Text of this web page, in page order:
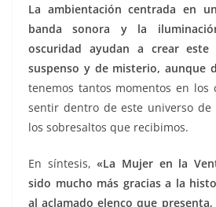
La ambientación centrada en
banda sonora y la
oscuridad ayudan a crear este
suspenso y de misterio, aunque
tenemos tantos momentos en los
sentir dentro de este universo de
los sobresaltos que recibimos.
En síntesis,«La Mujer en la
sido mucho más gracias a la
al aclamado elenco que